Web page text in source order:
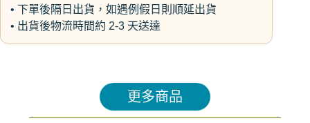
• 下單後隔日出貨，如遇例假日則順延出貨
• 出貨後物流時間約 2-3 天送達
更多商品